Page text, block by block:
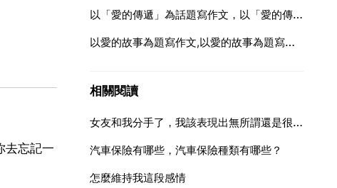
去忘記一
以「愛的傳遞」為話題寫作文，以「愛的傳遞」為話題寫一篇作文
以愛的故事為題寫作文,以愛的故事為題寫一篇作文
相關閱讀
女友和我分手了，我該表現出無所謂還是很傷心
汽車保險有哪些，汽車保險種類有哪些？
怎麼維持我這段感情